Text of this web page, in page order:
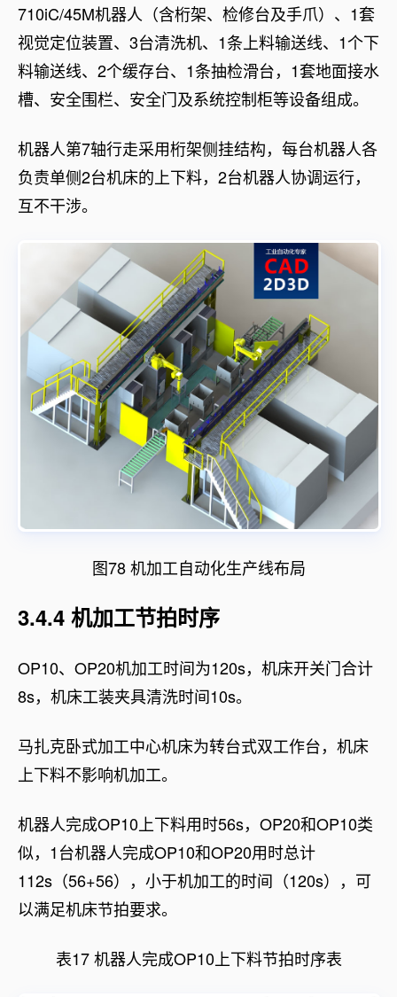
710iC/45M机器人（含桁架、检修台及手爪）、1套
视觉定位装置、3台清洗机、1条上料输送线、1个下
料输送线、2个缓存台、1条抽检滑台，1套地面接水
槽、安全围栏、安全门及系统控制柜等设备组成。
机器人第7轴行走采用桁架侧挂结构，每台机器人各
负责单侧2台机床的上下料，2台机器人协调运行，
互不干涉。
图78 机加工自动化生产线布局
3.4.4 机加工节拍时序
OP10、OP20机加工时间为120s，机床开关门合计
8s，机床工装夹具清洗时间10s。
马扎克卧式加工中心机床为转台式双工作台，机床
上下料不影响机加工。
机器人完成OP10上下料用时56s，OP20和OP10类
似，1台机器人完成OP10和OP20用时总计
112s（56+56），小于机加工的时间（120s），可
以满足机床节拍要求。
表17 机器人完成OP10上下料节拍时序表